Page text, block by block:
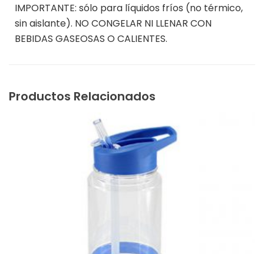
IMPORTANTE: sólo para líquidos fríos (no térmico,
sin aislante). NO CONGELAR NI LLENAR CON
BEBIDAS GASEOSAS O CALIENTES.
Productos Relacionados